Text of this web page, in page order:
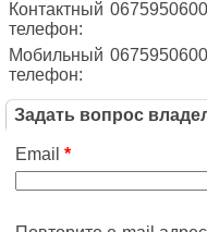
Контактный
телефон:
0675950600
Мобильный
телефон:
0675950600
Задать вопрос
Email *